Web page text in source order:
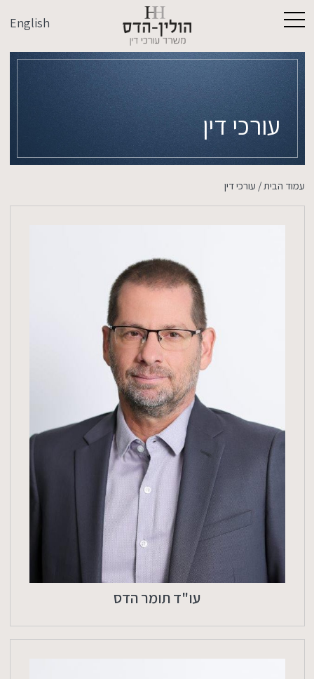
English
עורכי דין
עמוד הבית / עורכי דין
עו"ד תומר הדס